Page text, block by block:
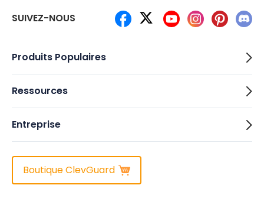
SUIVEZ-NOUS
Produits Populaires
Ressources
Entreprise
Boutique ClevGuard